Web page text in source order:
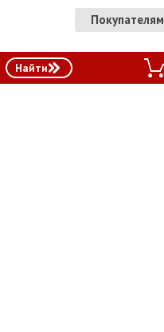
Покупателям